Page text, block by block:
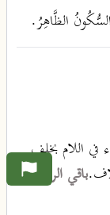
الظَّاهِرُ.
في اللام بخلف
باقي الرواة